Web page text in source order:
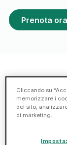
Prenota ora
Tasker
evidenza
Cliccando su
memorizzare i
del sito,
di marketing.